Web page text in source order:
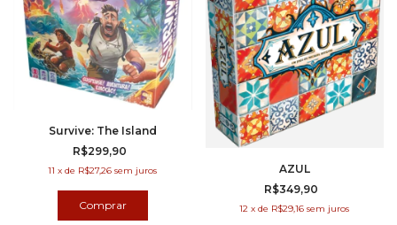
Survive: The Island
R$299,90
11 xde R$27,26 sem juros
AZUL
R$349,90
12 xde R$29,16 sem juros